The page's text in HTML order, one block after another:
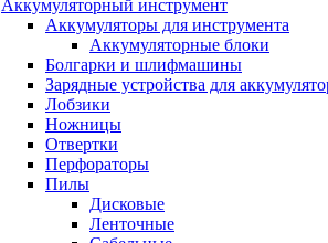
Аккумуляторный инструмент
Аккумуляторы для инструмента
Аккумуляторные блоки
Болгарки и шлифмашины
Зарядные устройства для
Лобзики
Ножницы
Отвертки
Перфораторы
Пилы
Дисковые
Ленточные